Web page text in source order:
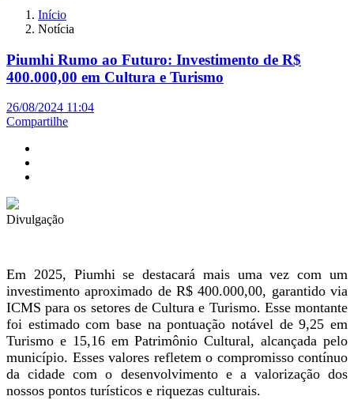
Início
Notícia
Piumhi Rumo ao Futuro: Investimento de R$
400.000,00 em Cultura e Turismo
26/08/2024 11:04
Compartilhe
Divulgação
Em 2025, Piumhi se destacará mais uma vez com um
investimento aproximado de R$ 400.000,00, garantido via
ICMS para os setores de Cultura e Turismo. Esse montante
foi estimado com base na pontuação notável de 9,25 em
Turismo e 15,16 em Patrimônio Cultural, alcançada pelo
município. Esses valores refletem o compromisso contínuo
da cidade com o desenvolvimento e a valorização dos
nossos pontos turísticos e riquezas culturais.